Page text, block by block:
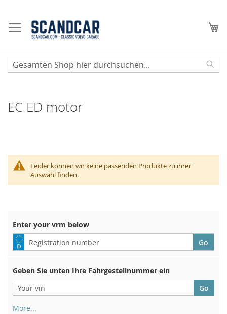
Inhalt
springen
EC ED motor
Leider können wir keine passenden Produkte zu ihrer
Auswahl finden.
Enter your vrm below
Geben Sie unten Ihre Fahrgestellnummer ein
More...